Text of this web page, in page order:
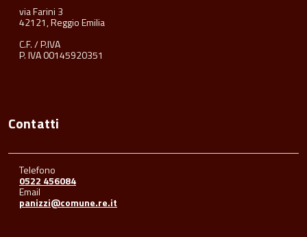
via Farini 3
42121, Reggio Emilia
C.F. / P.IVA
P. IVA 00145920351
Contatti
Telefono
0522 456084
Email
panizzi@comune.re.it